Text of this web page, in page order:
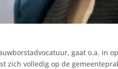
gaat o.a. in
zich volledig op de